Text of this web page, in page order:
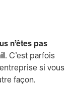
n’êtes pas
. C’est parfois
si vous
façon.